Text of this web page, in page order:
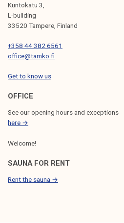
Kuntokatu 3,
L-building
33520 Tampere, Finland
+358 44 382 6561
office@tamko.fi
Get to know us
OFFICE
See our opening hours and exceptions
here →
Welcome!
SAUNA FOR RENT
Rent the sauna →